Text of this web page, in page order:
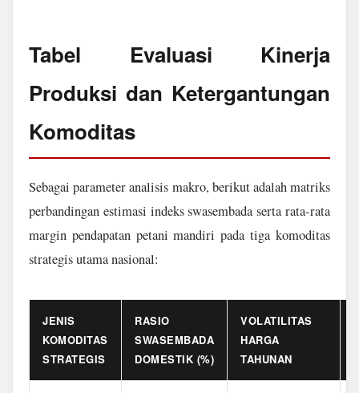
Tabel Evaluasi Kinerja
Produksi dan Ketergantungan
Komoditas
Sebagai parameter analisis makro, berikut adalah matriks
perbandingan estimasi indeks swasembada serta rata-rata
margin pendapatan petani mandiri pada tiga komoditas
strategis utama nasional:
JENIS
KOMODITAS
STRATEGIS
RASIO
SWASEMBADA
DOMESTIK (%)
VOLATILITAS
HARGA
TAHUNAN